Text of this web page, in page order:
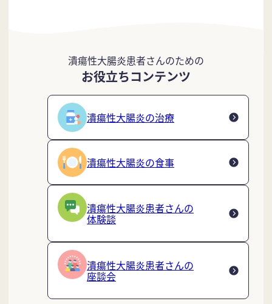
潰瘍性大腸炎患者さんのための
お役立ちコンテンツ
潰瘍性大腸炎の治療
潰瘍性大腸炎の食事
潰瘍性大腸炎患者さんの
体験談
潰瘍性大腸炎患者さんの
座談会